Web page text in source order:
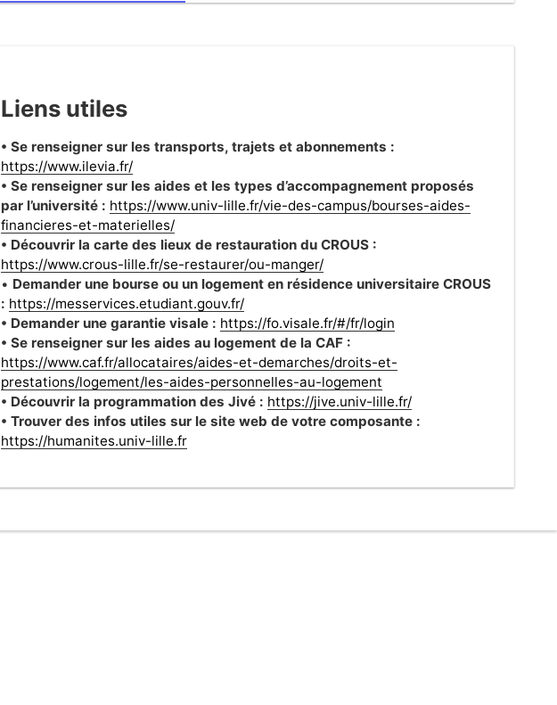
Liens utiles
• Se renseigner sur les transports, trajets et abonnements :
https://www.ilevia.fr/
• Se renseigner sur les aides et les types d’accompagnement proposés
par l’université : https://www.univ-lille.fr/vie-des-campus/bourses-aides-
financieres-et-materielles/
• Découvrir la carte des lieux de restauration du CROUS :
https://www.crous-lille.fr/se-restaurer/ou-manger/
• Demander une bourse ou un logement en résidence universitaire CROUS
: https://messervices.etudiant.gouv.fr/
• Demander une garantie visale : https://fo.visale.fr/#/fr/login
• Se renseigner sur les aides au logement de la CAF :
https://www.caf.fr/allocataires/aides-et-demarches/droits-et-
prestations/logement/les-aides-personnelles-au-logement
• Découvrir la programmation des Jivé : https://jive.univ-lille.fr/
• Trouver des infos utiles sur le site web de votre composante :
https://humanites.univ-lille.fr